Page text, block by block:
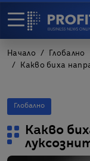
Начало
Глобално
Какво биха
Глобално
Какво